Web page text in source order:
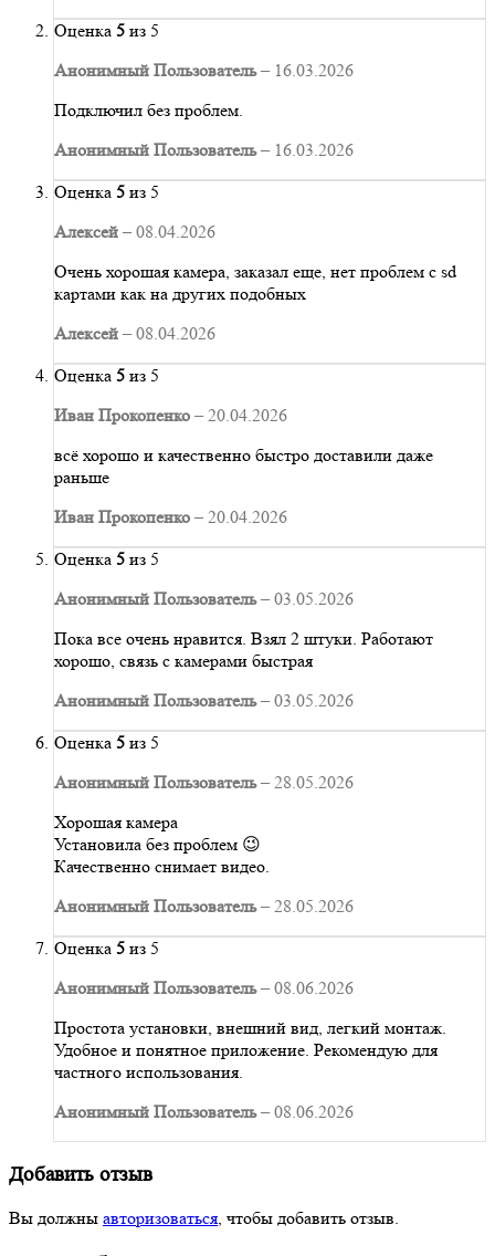
Оценка 5 из 5
Анонимный Пользователь– 16.03.2026
Подключил без проблем.
Анонимный Пользователь– 16.03.2026
Оценка 5 из 5
Алексей – 08.04.2026
Очень хорошая камера, заказал еще, нет проблем с sd
картами как на других подобных
Алексей – 08.04.2026
Оценка 5 из 5
Иван Прокопенко – 20.04.2026
всё хорошо и качественно быстро доставили даже
раньше
Иван Прокопенко – 20.04.2026
Оценка 5 из 5
Анонимный Пользователь– 03.05.2026
Пока все очень нравится. Взял 2 штуки. Работают
хорошо, связь с камерами быстрая
Анонимный Пользователь– 03.05.2026
Оценка 5 из 5
Анонимный Пользователь– 28.05.2026
Хорошая камера
Установила без проблем 😉
Качественно снимает видео.
Анонимный Пользователь– 28.05.2026
Оценка 5 из 5
Анонимный Пользователь– 08.06.2026
Простота установки, внешний вид, легкий монтаж.
Удобное и понятное приложение. Рекомендую для
частного использования.
Анонимный Пользователь– 08.06.2026
Добавить отзыв
Вы должны авторизоваться, чтобы добавить отзыв.